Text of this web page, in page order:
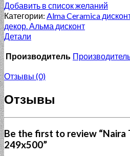
Добавить в список желаний
Категории: Alma Ceramica
декор. Альма дисконт
Детали
Производитель
Отзывы (0)
Отзывы
Be the first to review “Naira
249x500”